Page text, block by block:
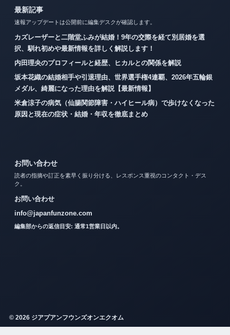
最新記事
速報アップデートは公開前に編集デスクが確認します。
カズレーザーと二階堂ふみが結婚！9年の交際を経て別居婚を選
択、馴れ初めや最新情報を詳しく解説します！
内田理央のプロフィールと経歴、ヒカルとの関係を解説
坂本花織の結婚相手や引退理由、世界選手権4連覇、2026年五輪銀
メダル、綺麗になった理由を解説【最新情報】
米倉涼子の病気（仙腸関節障害・ハイヒール病）で歩けなくなった
原因と現在の症状・結婚・年収を徹底まとめ
お問い合わせ
読者の指摘や訂正を素早く振り分ける、レスポンス重視のコンタクト・デス
ク。
お問い合わせ
info@japanfunzone.com
編集部からの返信目安: 通常1営業日以内。
© 2026 ジアプアンフウンズオンエクオム